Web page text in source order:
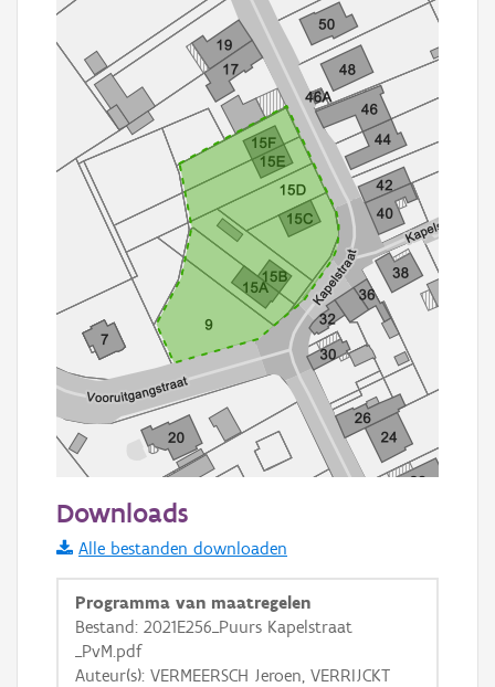
Informatie Vlaanderen
i
+
Downloads
Alle bestanden downloaden
Programma van maatregelen
Bestand: 2021E256_Puurs Kapelstraat
_PvM.pdf
Auteur(s): VERMEERSCH Jeroen, VERRIJCKT